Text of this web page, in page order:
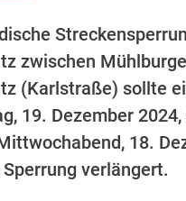
zwischen
(Karlstraße) sollte
19. Dezember
18.
verlängert.